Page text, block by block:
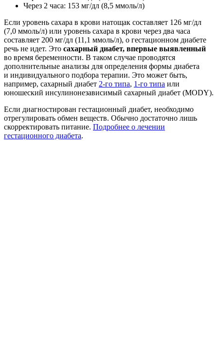
Через 2 часа: 153 мг/дл (8,5 ммоль/л)
Если уровень сахара в крови натощак составляет 126 мг/дл
(7,0 ммоль/л) или уровень сахара в крови через два часа
составляет 200 мг/дл (11,1 ммоль/л), о гестационном диабете
речь не идет. Это сахарный диабет, впервые выявленный
во время беременности. В таком случае проводятся
дополнительные анализы для определения формы диабета
и индивидуального подбора терапии. Это может быть,
например, сахарный диабет 2-го типа, 1-го типа или
юношеский инсулинонезависимый сахарный диабет (MODY).
Если диагностирован гестационный диабет, необходимо
отрегулировать обмен веществ. Обычно достаточно лишь
скорректировать питание. Подробнее о лечении
гестационного диабета.